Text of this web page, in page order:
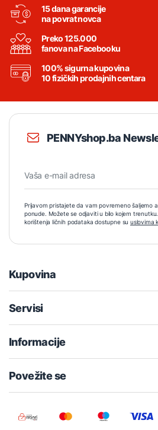
15 dana garancije
na povrat novca
Preko 125.000
fanova na Facebooku
100% sigurna kupovina
10 fizičkih prodajnih centara
PENNYshop.ba
Prijavom pristajete da vam povremeno šaljemo
ponude. Možete se odjaviti u bilo kojem
korištenja ličnih podataka dostupne su uslovima
Kupovina
Servisi
Informacije
Povežite se